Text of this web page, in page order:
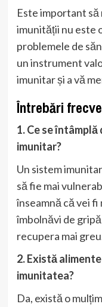
Este important
imunității nu este
problemele de
un instrument
imunitar și a vă
Întrebări
1. Ce se
imunitar?
Un sistem
să fie mai
înseamnă că vei fi
îmbolnăvi de
recupera mai
2. Există
imunitatea?
Da, există o